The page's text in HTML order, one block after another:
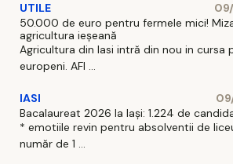
UTILE
50.000 de euro pentru fermele mici!
agricultura ieșeană
Agricultura din Iasi intră din nou in cursa
europeni. AFI ...
IASI
Bacalaureat 2026 la Iași: 1.224 de
* emotiile revin pentru absolventii de
număr de 1 ...